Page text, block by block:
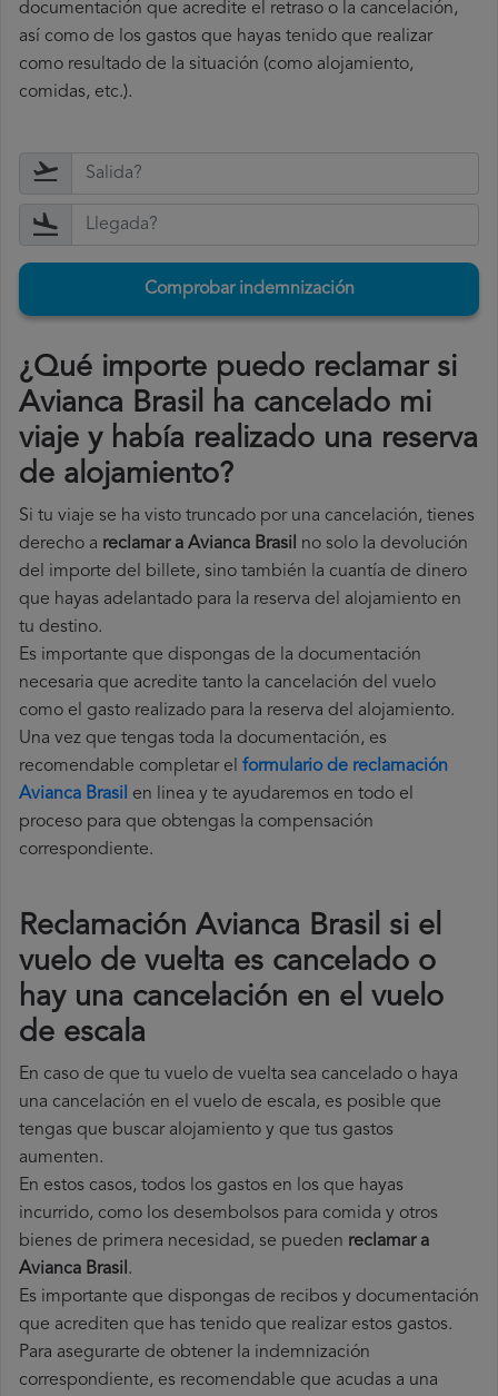
documentación que acredite el retraso o la cancelación,
así como de los gastos que hayas tenido que realizar
como resultado de la situación (como alojamiento,
comidas, etc.).
Comprobar indemnización
¿Qué importe puedo reclamar si
Avianca Brasil ha cancelado mi
viaje y había realizado una reserva
de alojamiento?
Si tu viaje se ha visto truncado por una cancelación, tienes
derecho a reclamar a Avianca Brasil no solo la devolución
del importe del billete, sino también la cuantía de dinero
que hayas adelantado para la reserva del alojamiento en
tu destino.
Es importante que dispongas de la documentación
necesaria que acredite tanto la cancelación del vuelo
como el gasto realizado para la reserva del alojamiento.
Una vez que tengas toda la documentación, es
recomendable completar el formulario de reclamación
Avianca Brasil en linea y te ayudaremos en todo el
proceso para que obtengas la compensación
correspondiente.
Reclamación Avianca Brasil si el
vuelo de vuelta es cancelado o
hay una cancelación en el vuelo
de escala
En caso de que tu vuelo de vuelta sea cancelado o haya
una cancelación en el vuelo de escala, es posible que
tengas que buscar alojamiento y que tus gastos
aumenten.
En estos casos, todos los gastos en los que hayas
incurrido, como los desembolsos para comida y otros
bienes de primera necesidad, se pueden reclamar a
Avianca Brasil.
Es importante que dispongas de recibos y documentación
que acrediten que has tenido que realizar estos gastos.
Para asegurarte de obtener la indemnización
correspondiente, es recomendable que acudas a una